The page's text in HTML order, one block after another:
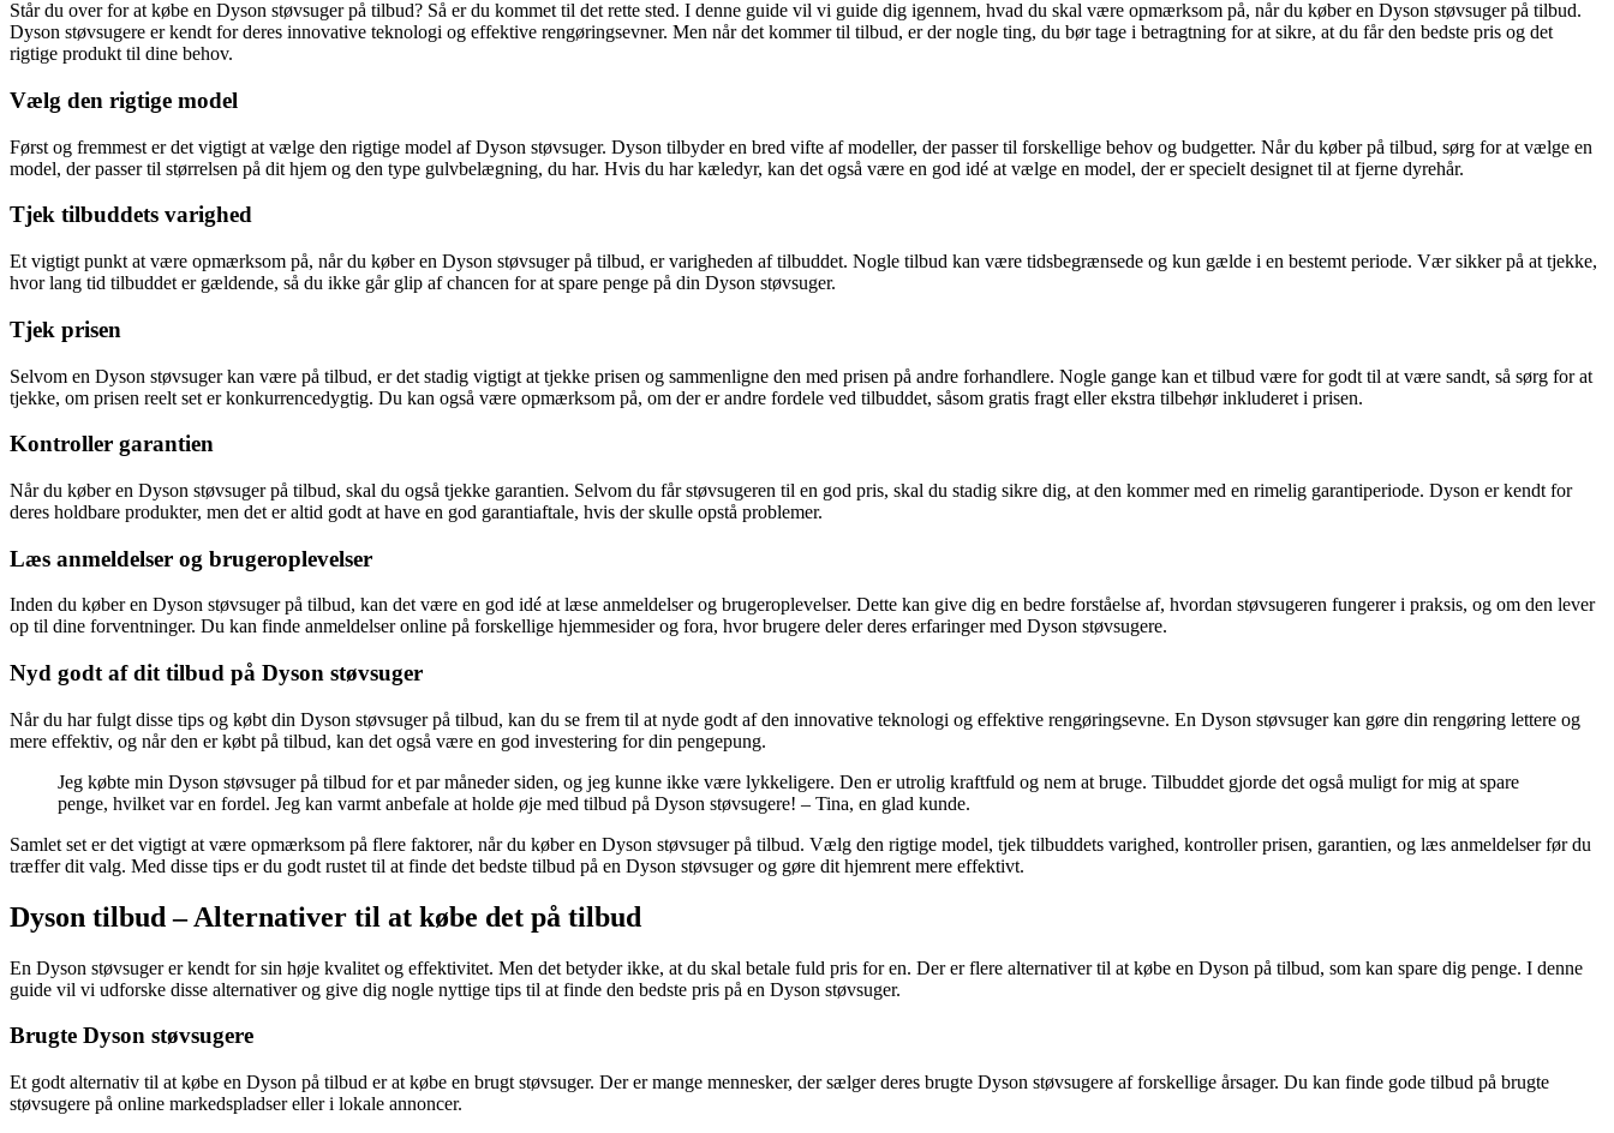
Står du over for at købe en Dyson støvsuger på tilbud? Så er du kommet til det rette sted. I denne guide vil vi guide dig igennem, hvad du skal være opmærksom på, når du køber en Dyson støvsuger på tilbud.
Dyson støvsugere er kendt for deres innovative teknologi og effektive rengøringsevner. Men når det kommer til tilbud, er der nogle ting, du bør tage i betragtning for at sikre, at du får den bedste pris og det
rigtige produkt til dine behov.
Vælg den rigtige model
Først og fremmest er det vigtigt at vælge den rigtige model af Dyson støvsuger. Dyson tilbyder en bred vifte af modeller, der passer til forskellige behov og budgetter. Når du køber på tilbud, sørg for at vælge en
model, der passer til størrelsen på dit hjem og den type gulvbelægning, du har. Hvis du har kæledyr, kan det også være en god idé at vælge en model, der er specielt designet til at fjerne dyrehår.
Tjek tilbuddets varighed
Et vigtigt punkt at være opmærksom på, når du køber en Dyson støvsuger på tilbud, er varigheden af tilbuddet. Nogle tilbud kan være tidsbegrænsede og kun gælde i en bestemt periode. Vær sikker på at tjekke,
hvor lang tid tilbuddet er gældende, så du ikke går glip af chancen for at spare penge på din Dyson støvsuger.
Tjek prisen
Selvom en Dyson støvsuger kan være på tilbud, er det stadig vigtigt at tjekke prisen og sammenligne den med prisen på andre forhandlere. Nogle gange kan et tilbud være for godt til at være sandt, så sørg for at
tjekke, om prisen reelt set er konkurrencedygtig. Du kan også være opmærksom på, om der er andre fordele ved tilbuddet, såsom gratis fragt eller ekstra tilbehør inkluderet i prisen.
Kontroller garantien
Når du køber en Dyson støvsuger på tilbud, skal du også tjekke garantien. Selvom du får støvsugeren til en god pris, skal du stadig sikre dig, at den kommer med en rimelig garantiperiode. Dyson er kendt for
deres holdbare produkter, men det er altid godt at have en god garantiaftale, hvis der skulle opstå problemer.
Læs anmeldelser og brugeroplevelser
Inden du køber en Dyson støvsuger på tilbud, kan det være en god idé at læse anmeldelser og brugeroplevelser. Dette kan give dig en bedre forståelse af, hvordan støvsugeren fungerer i praksis, og om den lever
op til dine forventninger. Du kan finde anmeldelser online på forskellige hjemmesider og fora, hvor brugere deler deres erfaringer med Dyson støvsugere.
Nyd godt af dit tilbud på Dyson støvsuger
Når du har fulgt disse tips og købt din Dyson støvsuger på tilbud, kan du se frem til at nyde godt af den innovative teknologi og effektive rengøringsevne. En Dyson støvsuger kan gøre din rengøring lettere og
mere effektiv, og når den er købt på tilbud, kan det også være en god investering for din pengepung.
Jeg købte min Dyson støvsuger på tilbud for et par måneder siden, og jeg kunne ikke være lykkeligere. Den er utrolig kraftfuld og nem at bruge. Tilbuddet gjorde det også muligt for mig at spare
penge, hvilket var en fordel. Jeg kan varmt anbefale at holde øje med tilbud på Dyson støvsugere! – Tina, en glad kunde.
Samlet set er det vigtigt at være opmærksom på flere faktorer, når du køber en Dyson støvsuger på tilbud. Vælg den rigtige model, tjek tilbuddets varighed, kontroller prisen, garantien, og læs anmeldelser før du
træffer dit valg. Med disse tips er du godt rustet til at finde det bedste tilbud på en Dyson støvsuger og gøre dit hjemrent mere effektivt.
Dyson tilbud – Alternativer til at købe det på tilbud
En Dyson støvsuger er kendt for sin høje kvalitet og effektivitet. Men det betyder ikke, at du skal betale fuld pris for en. Der er flere alternativer til at købe en Dyson på tilbud, som kan spare dig penge. I denne
guide vil vi udforske disse alternativer og give dig nogle nyttige tips til at finde den bedste pris på en Dyson støvsuger.
Brugte Dyson støvsugere
Et godt alternativ til at købe en Dyson på tilbud er at købe en brugt støvsuger. Der er mange mennesker, der sælger deres brugte Dyson støvsugere af forskellige årsager. Du kan finde gode tilbud på brugte
støvsugere på online markedspladser eller i lokale annoncer.